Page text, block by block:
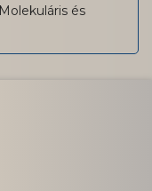
Molekuláris és